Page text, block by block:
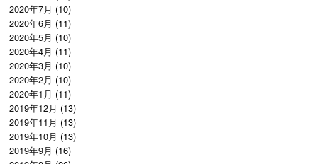
2020年7月 (10)
2020年6月 (11)
2020年5月 (10)
2020年4月 (11)
2020年3月 (10)
2020年2月 (10)
2020年1月 (11)
2019年12月 (13)
2019年11月 (13)
2019年10月 (13)
2019年9月 (16)